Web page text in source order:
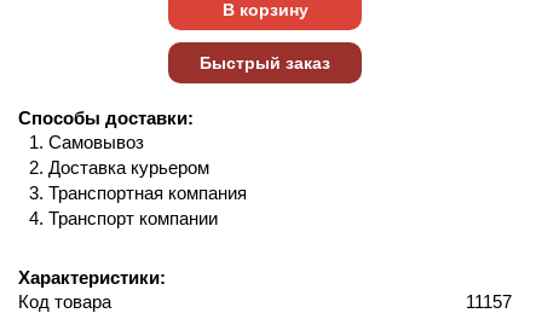
Способы доставки:
Самовывоз
Доставка курьером
Транспортная компания
Транспорт компании
Характеристики:
Код товара
11157